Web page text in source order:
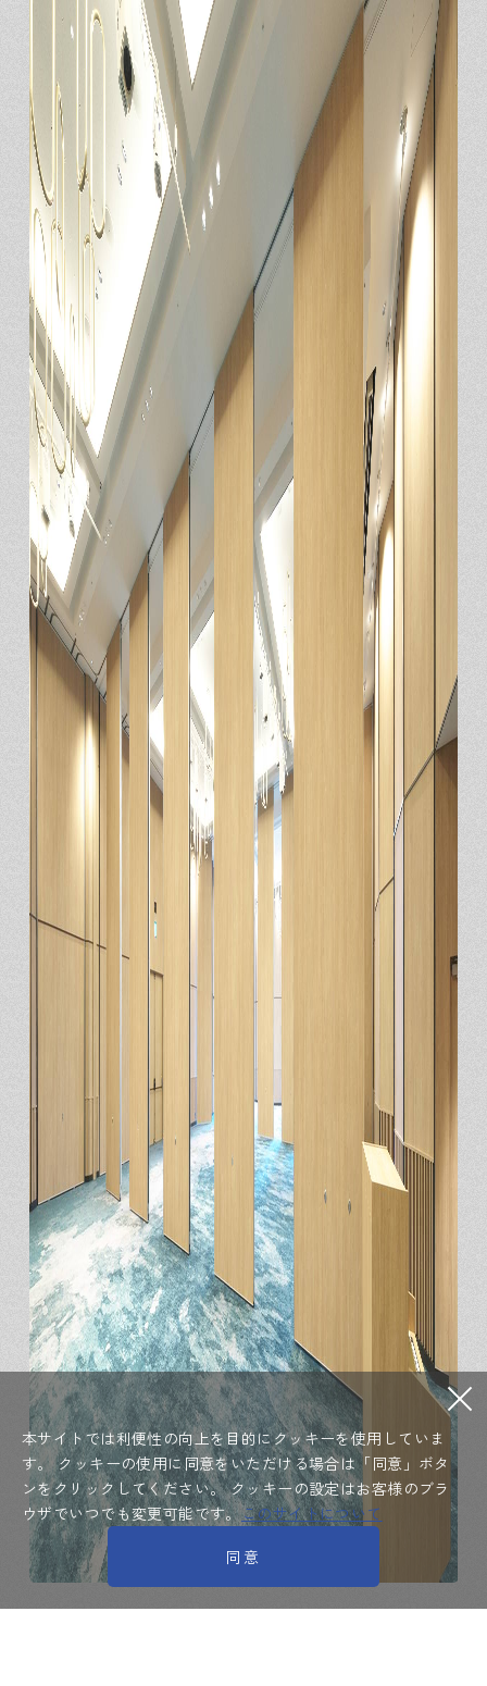
本サイトでは利便性の向上を目的にクッキーを使用していま
す。クッキーの使用に同意をいただける場合は「同意」ボタ
ンをクリックしてください。クッキーの設定はお客様のブラ
ウザでいつでも変更可能です。このサイトについて
同意